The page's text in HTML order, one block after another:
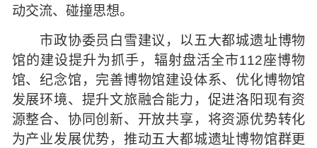
动交流、碰撞思想。
市政协委员白雪建议，以五大都城遗址博物
馆的建设提升为抓手，辐射盘活全市112座博物
馆、纪念馆，完善博物馆建设体系、优化博物馆
发展环境、提升文旅融合能力，促进洛阳现有资
源整合、协同创新、开放共享，将资源优势转化
为产业发展优势，推动五大都城遗址博物馆群更